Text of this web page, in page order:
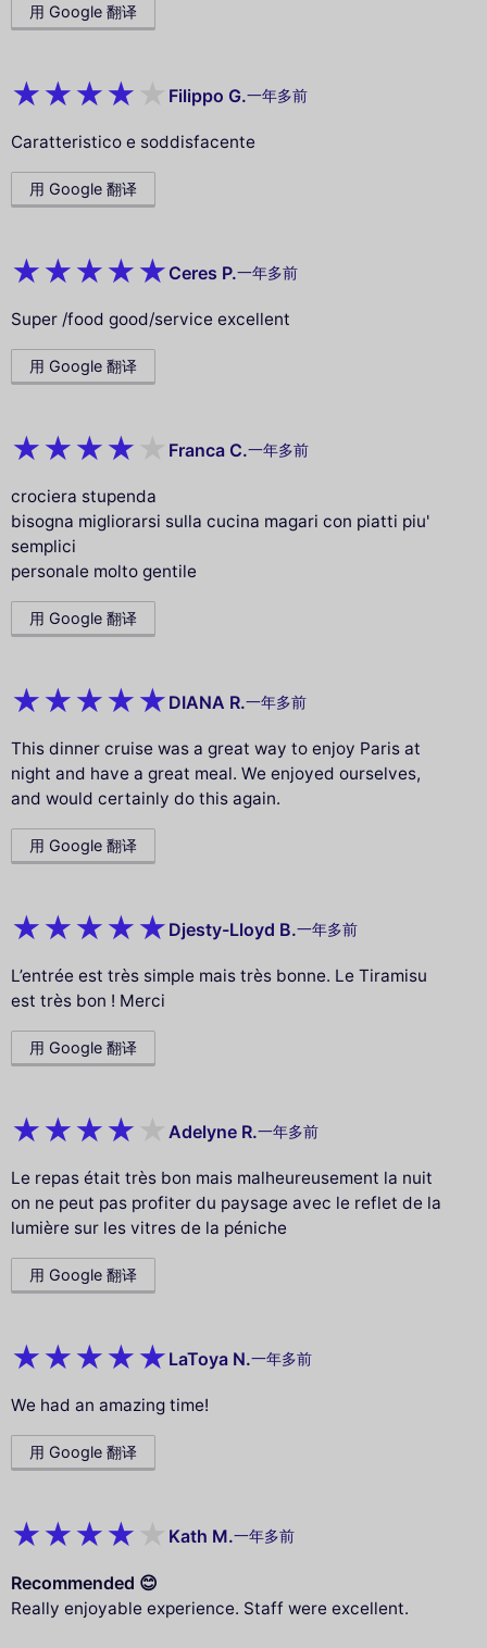
用 Google 翻译
Filippo G.一年多前
Caratteristico e soddisfacente
用 Google 翻译
Ceres P.一年多前
Super /food good/service excellent
用 Google 翻译
Franca C.一年多前
crociera stupenda
bisogna migliorarsi sulla cucina magari con piatti piu'
semplici
personale molto gentile
用 Google 翻译
DIANA R.一年多前
This dinner cruise was a great way to enjoy Paris at
night and have a great meal. We enjoyed ourselves,
and would certainly do this again.
用 Google 翻译
Djesty-Lloyd B.一年多前
L’entrée est très simple mais très bonne. Le Tiramisu
est très bon ! Merci
用 Google 翻译
Adelyne R.一年多前
Le repas était très bon mais malheureusement la nuit
on ne peut pas profiter du paysage avec le reflet de la
lumière sur les vitres de la péniche
用 Google 翻译
LaToya N.一年多前
We had an amazing time!
用 Google 翻译
Kath M.一年多前
Recommended 😊
Really enjoyable experience. Staff were excellent.